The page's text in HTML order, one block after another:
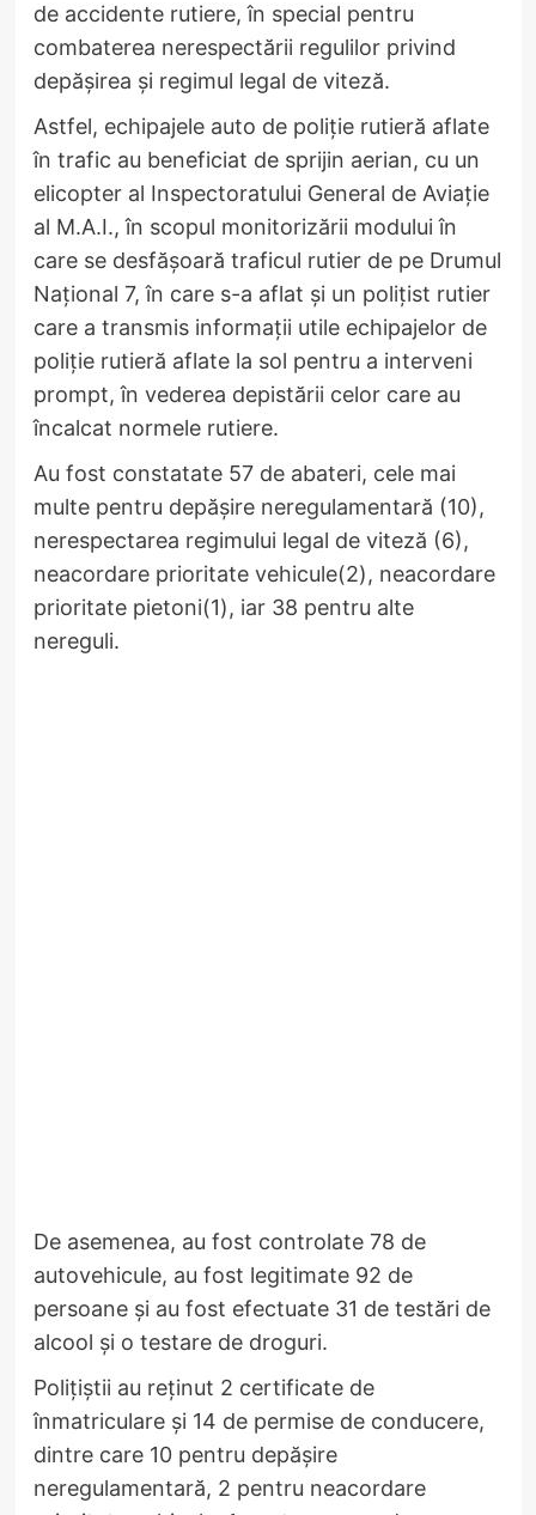
de accidente rutiere, în special pentru
combaterea nerespectării regulilor privind
depășirea și regimul legal de viteză.
Astfel, echipajele auto de poliţie rutieră aflate
în trafic au beneficiat de sprijin aerian, cu un
elicopter al Inspectoratului General de Aviaţie
al M.A.I., în scopul monitorizării modului în
care se desfăşoară traficul rutier de pe Drumul
Național 7, în care s-a aflat şi un poliţist rutier
care a transmis informaţii utile echipajelor de
poliţie rutieră aflate la sol pentru a interveni
prompt, în vederea depistării celor care au
încalcat normele rutiere.
Au fost constatate 57 de abateri, cele mai
multe pentru depăşire neregulamentară (10),
nerespectarea regimului legal de viteză (6),
neacordare prioritate vehicule(2), neacordare
prioritate pietoni(1), iar 38 pentru alte
nereguli.
De asemenea, au fost controlate 78 de
autovehicule, au fost legitimate 92 de
persoane și au fost efectuate 31 de testări de
alcool și o testare de droguri.
Poliţiştii au reţinut 2 certificate de
înmatriculare şi 14 de permise de conducere,
dintre care 10 pentru depăşire
neregulamentară, 2 pentru neacordare